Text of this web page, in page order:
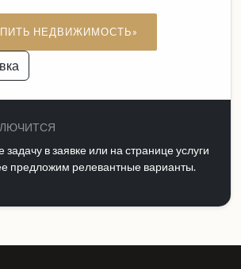
НЕДВИЖИМОСТЬ»
задачу в заявке или на странице услуги
предложим релевантные варианты.